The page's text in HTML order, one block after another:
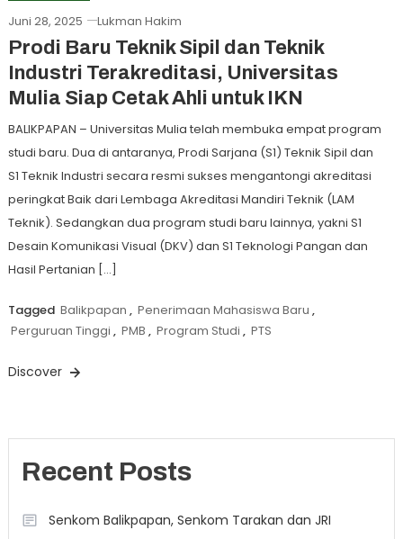
Juni 28, 2025 Lukman Hakim
Prodi Baru Teknik Sipil dan Teknik
Industri Terakreditasi, Universitas
Mulia Siap Cetak Ahli untuk IKN
BALIKPAPAN – Universitas Mulia telah membuka empat program
studi baru. Dua di antaranya, Prodi Sarjana (S1) Teknik Sipil dan
S1 Teknik Industri secara resmi sukses mengantongi akreditasi
peringkat Baik dari Lembaga Akreditasi Mandiri Teknik (LAM
Teknik). Sedangkan dua program studi baru lainnya, yakni S1
Desain Komunikasi Visual (DKV) dan S1 Teknologi Pangan dan
Hasil Pertanian […]
Tagged Balikpapan , Penerimaan Mahasiswa Baru ,
Perguruan Tinggi , PMB , Program Studi , PTS
Discover
Recent Posts
Senkom Balikpapan, Senkom Tarakan dan JRI